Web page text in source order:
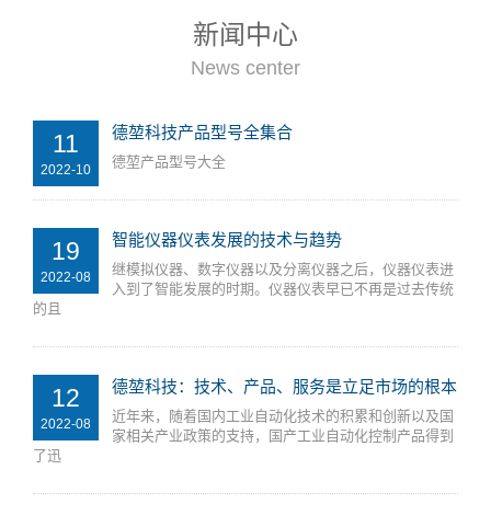
新闻中心
News center
11
2022-10
德堃科技产品型号全集合
德堃产品型号大全
19
2022-08
智能仪器仪表发展的技术与趋势
继模拟仪器、数字仪器以及分离仪器之后，仪器仪表进
入到了智能发展的时期。仪器仪表早已不再是过去传统
的且
12
2022-08
德堃科技：技术、产品、服务是立足市场的根本
近年来，随着国内工业自动化技术的积累和创新以及国
家相关产业政策的支持，国产工业自动化控制产品得到
了迅